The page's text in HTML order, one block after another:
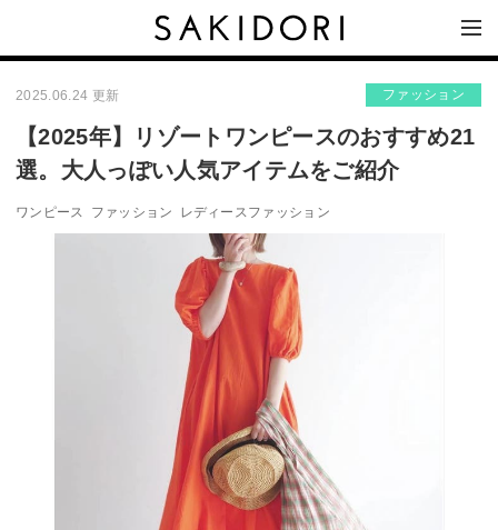
2025.06.24 更新 ファッション
【2025年】リゾートワンピースのおすすめ21
選。大人っぽい人気アイテムをご紹介
ワンピース ファッション レディースファッション